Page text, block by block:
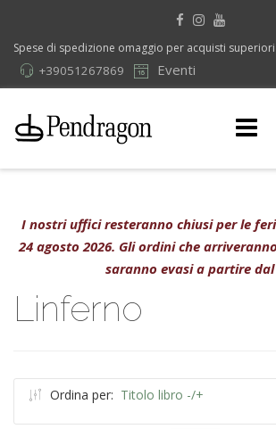
Spese di spedizione omaggio per acquisti superiori
Eventi
+39051267869
I nostri uffici resteranno chiusi per le
24 agosto 2026. Gli ordini che
saranno evasi a partire dal
Linferno
Ordina per: Titolo libro -/+